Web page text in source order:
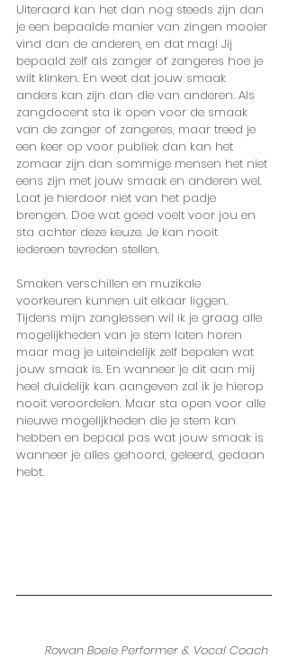
Uiteraard kan het dan nog steeds zijn dan
je een bepaalde manier van zingen mooier
vind dan de anderen, en dat mag! Jij
bepaald zelf als zanger of zangeres hoe je
wilt klinken. En weet dat jouw smaak
anders kan zijn dan die van anderen. Als
zangdocent sta ik open voor de smaak
van de zanger of zangeres, maar treed je
een keer op voor publiek dan kan het
zomaar zijn dan sommige mensen het niet
eens zijn met jouw smaak en anderen wel.
Laat je hierdoor niet van het padje
brengen. Doe wat goed voelt voor jou en
sta achter deze keuze. Je kan nooit
iedereen tevreden stellen.
Smaken verschillen en muzikale
voorkeuren kunnen uit elkaar liggen.
Tijdens mijn zanglessen wil ik je graag alle
mogelijkheden van je stem laten horen
maar mag je uiteindelijk zelf bepalen wat
jouw smaak is. En wanneer je dit aan mij
heel duidelijk kan aangeven zal ik je hierop
nooit veroordelen. Maar sta open voor alle
nieuwe mogelijkheden die je stem kan
hebben en bepaal pas wat jouw smaak is
wanneer je alles gehoord, geleerd, gedaan
hebt.
Rowan Boele Performer & Vocal Coach